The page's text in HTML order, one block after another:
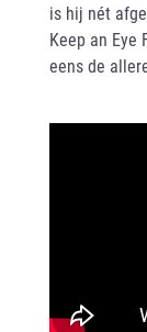
is hij nét
Keep an Eye
eens de